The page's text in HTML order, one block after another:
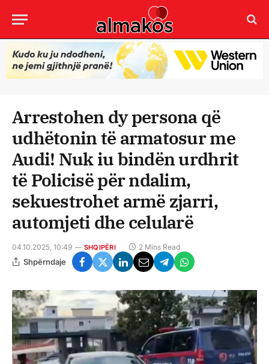
Arrestohen dy persona që
udhëtonin të armatosur me
Audi! Nuk iu bindën urdhrit
të Policisë për ndalim,
sekuestrohet armë zjarri,
automjeti dhe celularë
04.10.2025, 10:49 SHQIPËRI 2 Mins Read
Shpërndaje